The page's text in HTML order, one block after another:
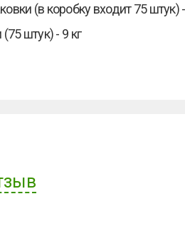
(в коробку входит 75 штук)
штук) - 9 кг